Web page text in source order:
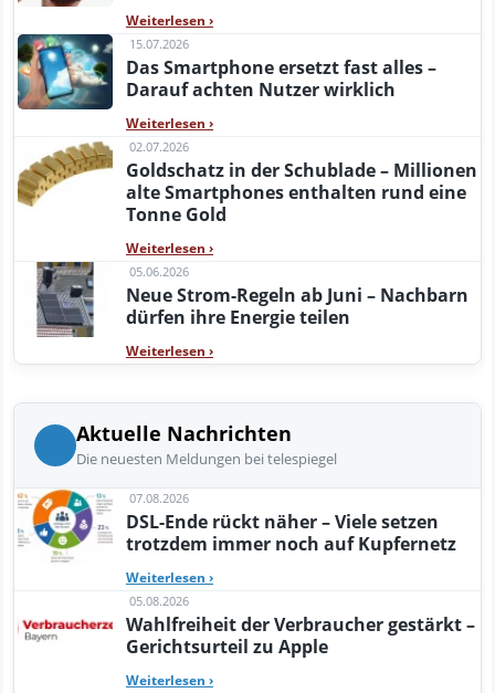
Weiterlesen ›
15.07.2026
Das Smartphone ersetzt fast alles –
Darauf achten Nutzer wirklich
Weiterlesen ›
02.07.2026
Goldschatz in der Schublade – Millionen
alte Smartphones enthalten rund eine
Tonne Gold
Weiterlesen ›
05.06.2026
Neue Strom-Regeln ab Juni – Nachbarn
dürfen ihre Energie teilen
Weiterlesen ›
Aktuelle Nachrichten
Die neuesten Meldungen bei telespiegel
07.08.2026
DSL-Ende rückt näher – Viele setzen
trotzdem immer noch auf Kupfernetz
Weiterlesen ›
05.08.2026
Wahlfreiheit der Verbraucher gestärkt –
Gerichtsurteil zu Apple
Weiterlesen ›